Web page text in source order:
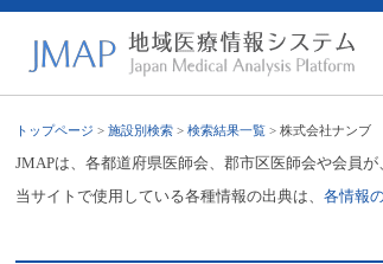
トップページ >施設別検索 >検索結果一覧 > 株式会社ナンブ
JMAPは、各都道府県医師会、郡市区医師会や会員
当サイトで使用している各種情報の出典は、各情報